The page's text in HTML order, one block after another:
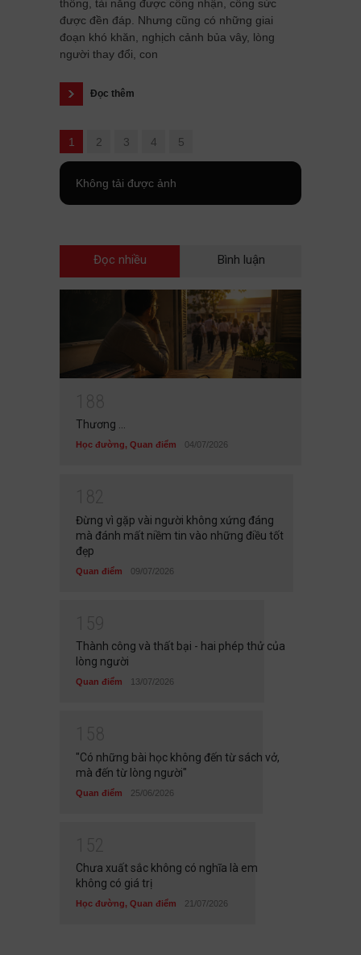
thông, tài năng được công nhận, công sức
được đền đáp. Nhưng cũng có những giai
đoạn khó khăn, nghịch cảnh bủa vây, lòng
người thay đổi, con
Đọc thêm
1 2 3 4 5
Không tải được ảnh
Đọc nhiều Bình luận
Thương ...
Học đường, Quan điểm 04/07/2026
Đừng vì gặp vài người không xứng đáng
mà đánh mất niềm tin vào những điều tốt
đẹp
Quan điểm 09/07/2026
Thành công và thất bại - hai phép thử của
lòng người
Quan điểm 13/07/2026
"Có những bài học không đến từ sách vở,
mà đến từ lòng người"
Quan điểm 25/06/2026
Chưa xuất sắc không có nghĩa là em
không có giá trị
Học đường, Quan điểm 21/07/2026